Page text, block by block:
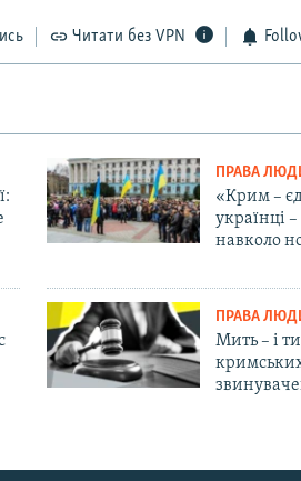
Читати без VPN
ПРАВА
«Крим –
українці
навколо
ПРАВА
Мить – і